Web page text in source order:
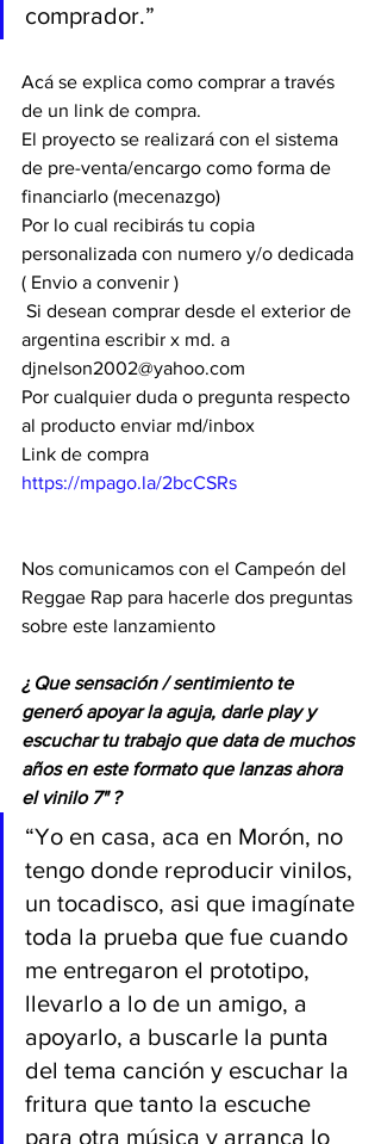
comprador.”
Acá se explica como comprar a través
de un link de compra.
El proyecto se realizará con el sistema
de pre-venta/encargo como forma de
financiarlo (mecenazgo)
Por lo cual recibirás tu copia
personalizada con numero y/o dedicada
( Envio a convenir )
argentina escribir x md. a
djnelson2002@yahoo.com
Por cualquier duda o pregunta respecto
al producto enviar md/inbox
Link de compra
https://mpago.la/2bcCSRs
Nos comunicamos con el Campeón del
Reggae Rap para hacerle dos preguntas
sobre este lanzamiento
¿ Que sensación / sentimiento te
generó apoyar la aguja, darle play y
escuchar tu trabajo que data de muchos
años en este formato que lanzas ahora
el vinilo 7" ?
“Yo en casa, aca en Morón, no
tengo donde reproducir vinilos,
un tocadisco, asi que imagínate
toda la prueba que fue cuando
me entregaron el prototipo,
llevarlo a lo de un amigo, a
apoyarlo, a buscarle la punta
del tema canción y escuchar la
fritura que tanto la escuche
para otra música y arranca lo